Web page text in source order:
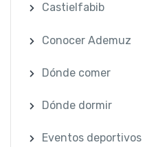
Castielfabib
Conocer Ademuz
Dónde comer
Dónde dormir
Eventos deportivos